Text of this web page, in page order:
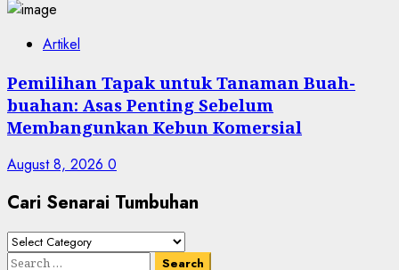
Artikel
Pemilihan Tapak untuk Tanaman Buah-
buahan: Asas Penting Sebelum
Membangunkan Kebun Komersial
August 8, 2026 0
Cari Senarai Tumbuhan
Cari
Senarai
Search